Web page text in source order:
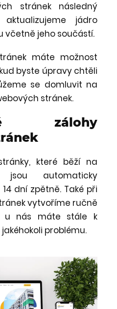
stránek následný
aktualizujeme jádro
včetně jeho součástí.
máte možnost
byste úpravy chtěli
se domluvit na
stránek.
zálohy
které běží na
jsou automaticky
dní zpětně. Také při
vytvoříme ručně
u nás máte stále k
problému.